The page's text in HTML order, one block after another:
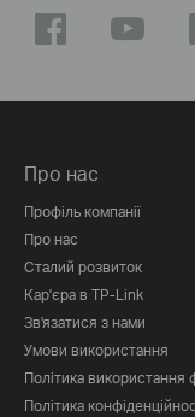
Про нас
Профіль компанії
Про нас
Сталий розвиток
Кар'єра в TP-Link
Зв'язатися з нами
Умови використання
Політика використання
Політика